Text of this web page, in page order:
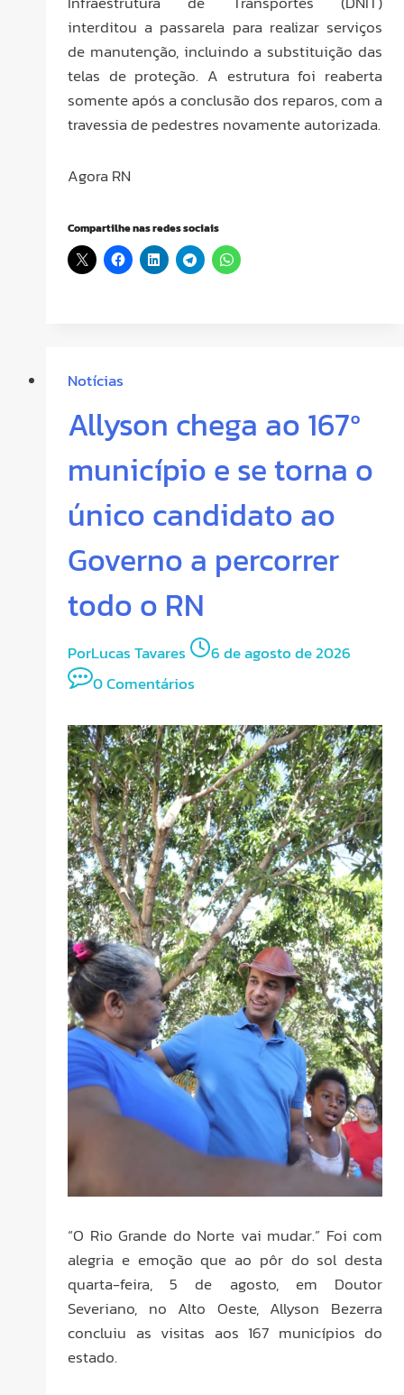
interditou a passarela para realizar serviços
de manutenção, incluindo a substituição das
telas de proteção. A estrutura foi reaberta
somente após a conclusão dos reparos, com a
travessia de pedestres novamente autorizada.
Agora RN
Compartilhe nas redes sociais
Notícias
Allyson chega ao 167º
município e se torna o
único candidato ao
Governo a percorrer
todo o RN
PorLucas Tavares
6 de agosto de 2026
0 Comentários
“O Rio Grande do Norte vai mudar.” Foi com
alegria e emoção que ao pôr do sol desta
quarta-feira, 5 de agosto, em Doutor
Severiano, no Alto Oeste, Allyson Bezerra
concluiu as visitas aos 167 municípios do
estado.